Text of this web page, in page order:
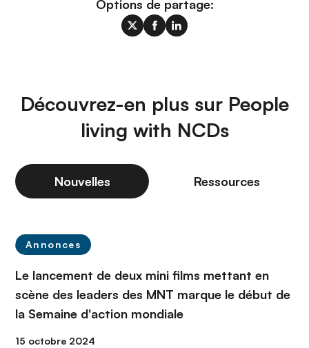
Options de partage:
Découvrez-en plus sur People
living with NCDs
Nouvelles
Annonces
Le lancement de deux mini films mettant en
scène des leaders des MNT marque le début de
la Semaine d'action mondiale
15 octobre 2024
Ressources